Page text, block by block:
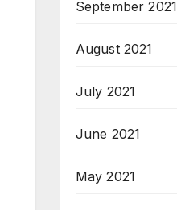
September 2021
August 2021
July 2021
June 2021
May 2021